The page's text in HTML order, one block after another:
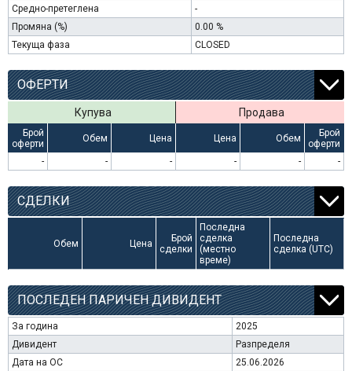
Средно-претеглена
-
Промяна (%)
0.00 %
Текуща фаза
CLOSED
ОФЕРТИ
Купува Продава
Брой
оферти
Обем Цена Цена Обем
Брой
оферти
-
- - - - -
СДЕЛКИ
Обем Цена
Брой
сделки
Последна
сделка
(местно
време)
Последна
сделка (UTC)
ПОСЛЕДЕН ПАРИЧЕН ДИВИДЕНТ
За година
2025
Дивидент
Разпределя
Дата на ОС
25.06.2026